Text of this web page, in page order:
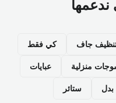
ندعمها
جاف كي فقط
منزلية عبايات
بدل ستائر